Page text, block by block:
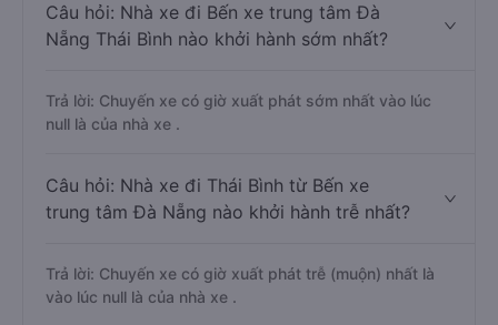
Câu hỏi: Nhà xe đi Bến xe trung tâm Đà
Nẵng Thái Bình nào khởi hành sớm nhất?
Trả lời: Chuyến xe có giờ xuất phát sớm nhất vào lúc
null là của nhà xe .
Câu hỏi: Nhà xe đi Thái Bình từ Bến xe
trung tâm Đà Nẵng nào khởi hành trễ nhất?
Trả lời: Chuyến xe có giờ xuất phát trễ (muộn) nhất là
vào lúc null là của nhà xe .